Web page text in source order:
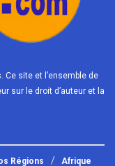
site et l’ensemble de
sur le droit d’auteur et la
Régions Afrique